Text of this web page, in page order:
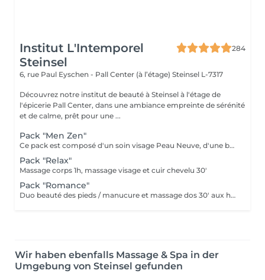
Institut L'Intemporel
Steinsel
284
6, rue Paul Eyschen - Pall Center (à l’étage) Steinsel L-7317
Découvrez notre institut de beauté à Steinsel à l'étage de
l'épicerie Pall Center, dans une ambiance empreinte de sérénité
et de calme, prêt pour une ...
Pack "Men Zen"
Ce pack est composé d'un soin visage Peau Neuve, d'une beauté des pieds et d'un massage "Escale à Marrakech" (1h de massage) déconnection et expérience sensorielle Pour récupérer un homme zen :-)
Pack "Relax"
Massage corps 1h, massage visage et cuir chevelu 30'
Pack "Romance"
Duo beauté des pieds / manucure et massage dos 30' aux huiles chaudes
Wir haben ebenfalls Massage & Spa in der
Umgebung von Steinsel gefunden